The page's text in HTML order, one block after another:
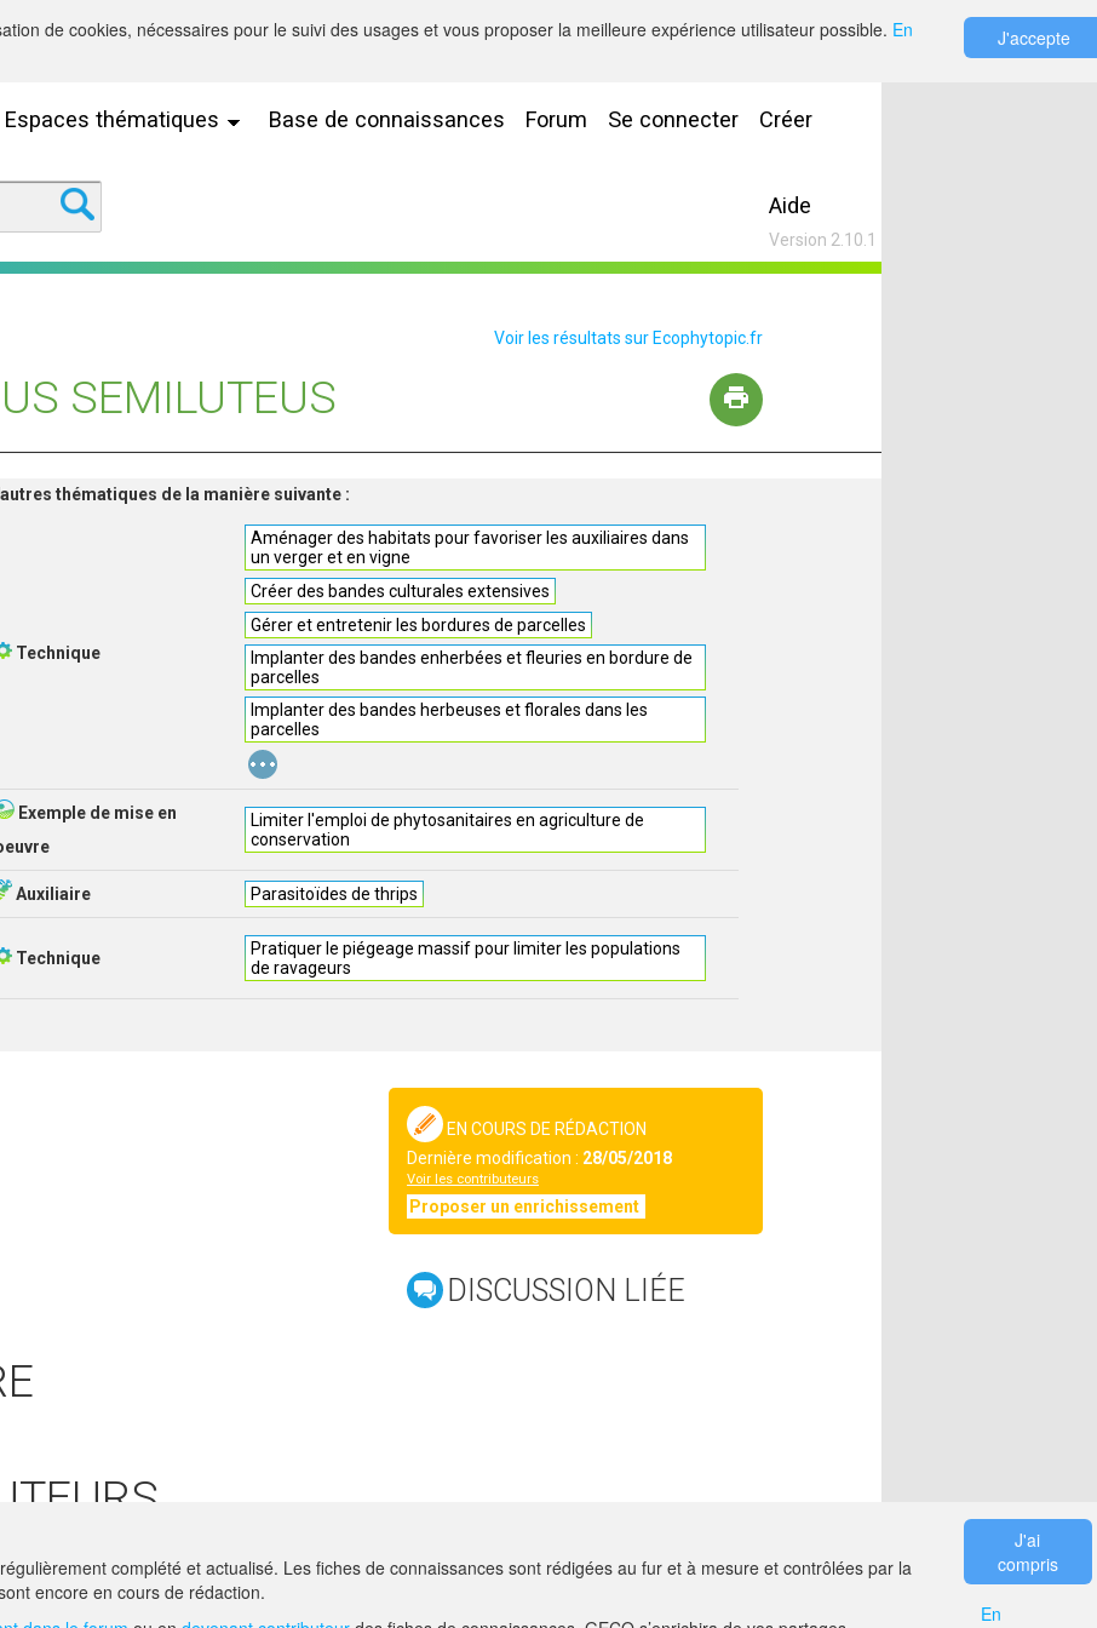
Espaces thématiques Base de connaissances Forum Se connecter Créer
Aide
Version 2.10.1
Voir les résultats sur Ecophytopic.fr
SEMILUTEUS
thématiques de la manière suivante :
Technique
Aménager des habitats pour favoriser les auxiliaires dans
un verger et en vigne
Créer des bandes culturales extensives
Gérer et entretenir les bordures de parcelles
Implanter des bandes enherbées et fleuries en bordure de
parcelles
Implanter des bandes herbeuses et florales dans les
parcelles
...
Exemple de mise en
Limiter l'emploi de phytosanitaires en agriculture de
conservation
Auxiliaire Parasitoïdes de thrips
Technique
Pratiquer le piégeage massif pour limiter les populations
de ravageurs
EN COURS DE RÉDACTION
Dernière modification : 28/05/2018
Voir les contributeurs
Proposer un enrichissement
DISCUSSION LIÉE
de cookies, nécessaires pour le suivi des usages et vous proposer la meilleure expérience utilisateur possible. En
J'accepte
complété et actualisé. Les fiches de connaissances sont rédigées au fur et à mesure et contrôlées par la
encore en cours de rédaction.
J'ai
compris
En